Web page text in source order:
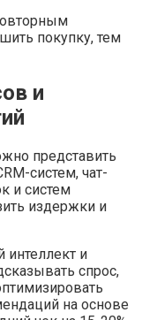
покупку, тем
и
представить
систем, чат-
и систем
издержки и
интеллект и
спрос,
на основе